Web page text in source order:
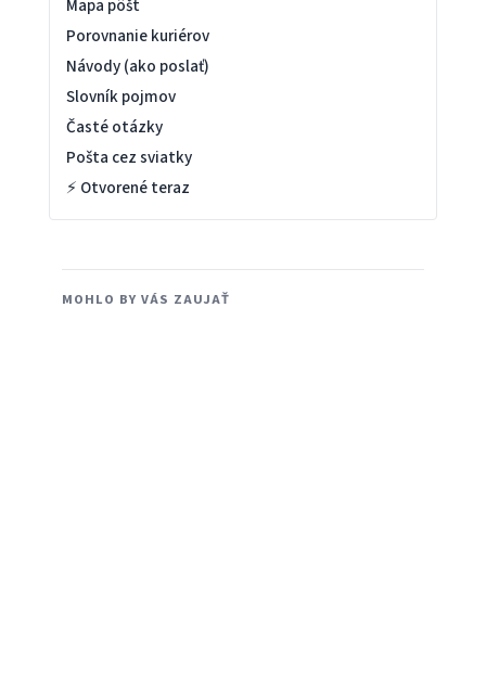
Mapa pôšt
Porovnanie kuriérov
Návody (ako poslať)
Slovník pojmov
Časté otázky
Pošta cez sviatky
⚡ Otvorené teraz
MOHLO BY VÁS ZAUJAŤ